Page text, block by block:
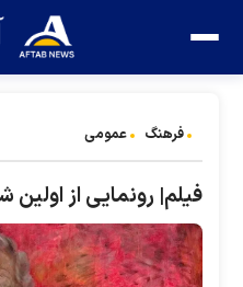
فرهنگ عمومی
فیلم| رونمایی از